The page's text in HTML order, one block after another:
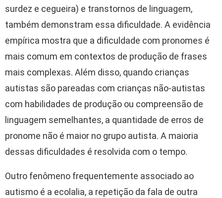
surdez e cegueira) e transtornos de linguagem,
também demonstram essa dificuldade. A evidência
empírica mostra que a dificuldade com pronomes é
mais comum em contextos de produção de frases
mais complexas. Além disso, quando crianças
autistas são pareadas com crianças não-autistas
com habilidades de produção ou compreensão de
linguagem semelhantes, a quantidade de erros de
pronome não é maior no grupo autista. A maioria
dessas dificuldades é resolvida com o tempo.
Outro fenômeno frequentemente associado ao
autismo é a ecolalia, a repetição da fala de outra